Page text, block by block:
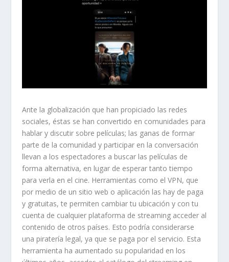
Ante la globalización que han propiciado las redes
sociales, éstas se han convertido en comunidades para
hablar y discutir sobre películas; las ganas de formar
parte de la comunidad y participar en la conversación
llevan a los espectadores a buscar las películas de
forma alternativa, en lugar de esperar tanto tiempo
para verla en el cine. Herramientas como el VPN, que
por medio de un sitio web o aplicación las hay de paga
y gratuitas, te permiten cambiar tu ubicación y con tu
cuenta de cualquier plataforma de streamingacceder al
contenido de otros países. Esto podría considerarse
una piratería legal, ya que se paga por el servicio. Esta
herramienta ha aumentado su popularidad en los